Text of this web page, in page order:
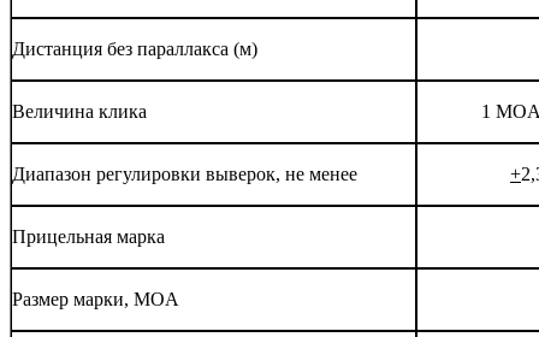
Дистанция без параллакса (м)
Величина клика 1
Диапазон регулировки выверок, не менее +
Прицельная марка
Размер марки, MOA